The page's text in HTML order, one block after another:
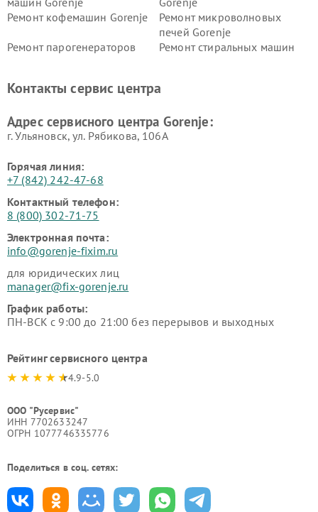
Ремонт кофемашин Gorenje
Ремонт микроволновых
печей Gorenje
Ремонт парогенераторов
Ремонт стиральных машин
Контакты сервис центра
Адрес сервисного центра Gorenje:
г. Ульяновск, ул. Рябикова, 106А
Горячая линия:
+7 (842) 242-47-68
Контактный телефон:
8 (800) 302-71-75
Электронная почта:
info@gorenje-fixim.ru
для юридических лиц
manager@fix-gorenje.ru
График работы:
ПН-ВСК с 9:00 до 21:00 без перерывов и выходных
Рейтинг сервисного центра
4.9-5.0
ООО "Русервис"
ИНН 7702633247
ОГРН 1077746335776
Поделиться в соц. сетях: